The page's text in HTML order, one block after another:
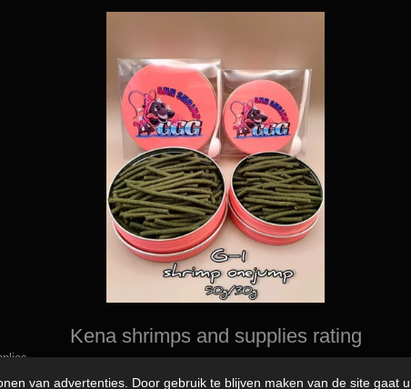
van advertenties. Door gebruik te blijven maken van de site gaat
Kena shrimps and supplies rating